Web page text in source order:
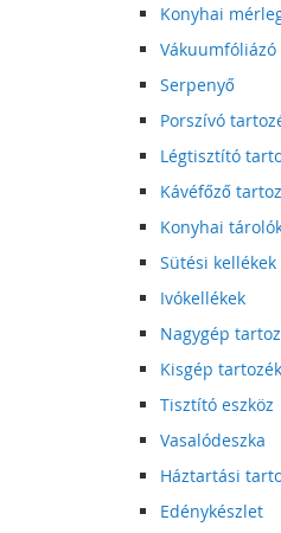
Konyhai
Vákuumfóliázó
Serpenyő
Porszívó
Légtisztító
Kávéfőző
Konyhai
Sütési kellékek
Ivókellékek
Nagygép
Kisgép tartozék
Tisztító eszköz
Vasalódeszka
Háztartási
Edénykészlet